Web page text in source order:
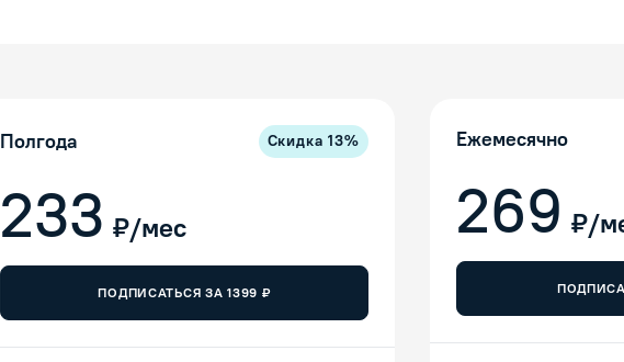
Полгода Скидка13%
233 ₽/мес
ПОДПИСАТЬСЯ ЗА1399 ₽
Ежемесячно
269 ₽/